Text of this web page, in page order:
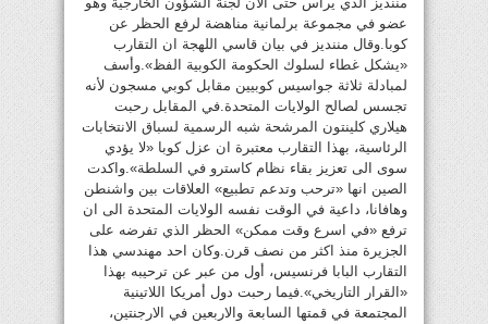
عضو في مجموعة برلمانية مناهضة لرفع الحظر عن
كوبا.وقال مننديز في بيان قاسي اللهجة ان التقارب
«يشكل غطاء لسلوك الحكومة الكوبية الفظ».وأسف
لمبادلة ثلاثة جواسيس كوبيين مقابل كوبي مسجون لأنه
تجسس لصالح الولايات المتحدة.في المقابل رحبت
هيلاري كلينتون المرشحة شبه الرسمية لسباق الانتخابات
الرئاسية، بهذا التقارب معتبرة ان عزل كوبا «لا يؤدي
سوى الى تعزيز بقاء نظام كاسترو في السلطة».واكدت
الصين انها «ترحب وتدعم تطبيع» العلاقات بين واشنطن
وهافانا، داعية في الوقت نفسه الولايات المتحدة الى ان
ترفع «في اسرع وقت ممكن» الحظر الذي تفرضه على
الجزيرة منذ اكثر من نصف قرن.وكان احد مهندسي هذا
التقارب البابا فرنسيس، أول من عبر عن ترحيبه بهذا
«القرار التاريخي».فيما رحبت دول أمريكا اللاتينية
المجتمعة في قمتها السابعة والاربعين في الارجنتين،